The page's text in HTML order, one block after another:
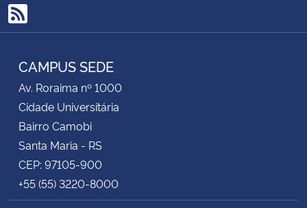
RSS
CAMPUS SEDE
Av. Roraima nº 1000
Cidade Universitária
Bairro Camobi
Santa Maria - RS
CEP: 97105-900
+55 (55) 3220-8000